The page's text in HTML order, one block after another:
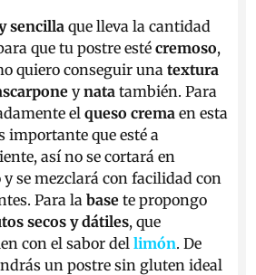
sencilla que lleva la cantidad
que tu postre estécremoso,
quiero conseguir unatextura
ynatatambién. Para
elqueso crema en esta
importante que esté a
así no se cortará en
se mezclará con facilidad con
Para labase te propongo
secos y dátiles, que
con el sabor dellimón. De
un postre sin gluten ideal